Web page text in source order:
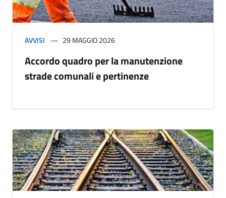
AVVISI 29 MAGGIO 2026
Accordo quadro per la manutenzione
strade comunali e pertinenze